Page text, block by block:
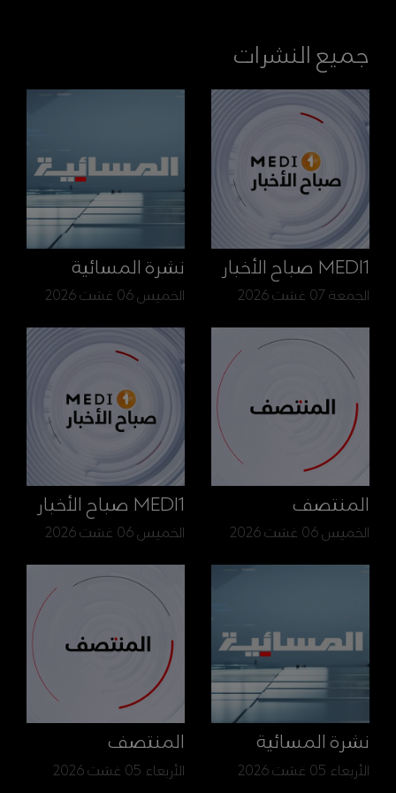
جميع النشرات
MEDI1 صباح الأخبار
الجمعة 07 غشت 2026
نشرة المسائية
الخميس 06 غشت 2026
المنتصف
الخميس 06 غشت 2026
MEDI1 صباح الأخبار
الخميس 06 غشت 2026
نشرة المسائية
الأربعاء 05 غشت 2026
المنتصف
الأربعاء 05 غشت 2026